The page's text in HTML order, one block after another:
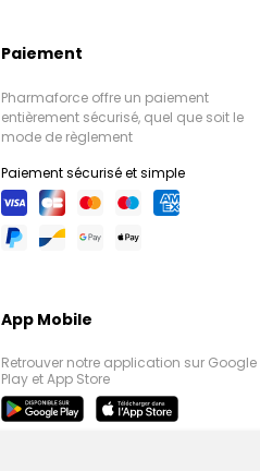
Paiement
Pharmaforce offre un paiement
entièrement sécurisé, quel que soit le
mode de règlement
Paiement sécurisé et simple
App Mobile
Retrouver notre application sur Google
Play et App Store